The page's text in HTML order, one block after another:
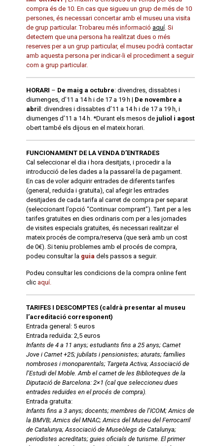
compra és de 10. En cas que sigueu un grup de més de 10
persones, és necessari concertar amb el museu una visita
de grup particular. Trobareu més informació aquí. Si
detectem que una persona ha realitzat dues o més
reserves per a un grup particular, el museu podrà contactar
amb aquesta persona per indicar-li el procediment a seguir
com a grup particular.
HORARI – De maig a octubre: divendres, dissabtes i
diumenges, d’11 a 14 h i de 17 a 19 h | De novembre a
abril: divendres i dissabtes d’11 a 14 h i de 17 a 19 h, i
diumenges d’11 a 14 h. *Durant els mesos de juliol i agost
obert també els dijous en el mateix horari.
FUNCIONAMENT DE LA VENDA D’ENTRADES
Cal seleccionar el dia i hora desitjats, i procedir a la
introducció de les dades a la passarel·la de pagament.
En cas de voler adquirir entrades de diferents tarifes
(general, reduïda i gratuïta), cal afegir les entrades
desitjades de cada tarifa al carret de compra per separat
(seleccionant l’opció “Continuar comprant”). Tant per a les
tarifes gratuïtes en dies ordinaris com per a les jornades
de visites especials gratuïtes, és necessari realitzar el
mateix procés de compra/reserva (que serà amb un cost
de 0€). Si teniu problemes amb el procés de compra,
podeu consultar la guia dels passos a seguir.
Podeu consultar les condicions de la compra online fent
clic aquí.
TARIFES I DESCOMPTES (caldrà presentar al museu
l’acreditació corresponent)
Entrada general: 5 euros
Entrada reduïda: 2,5 euros
Infants de 4 a 11 anys; estudiants fins a 25 anys; Carnet
Jove i Carnet +25; jubilats i pensionistes; aturats; famílies
nombroses i monoparentals; Targeta Activa; Associació de
l’Estudi del Moble. Amb el carnet de les Biblioteques de la
Diputació de Barcelona: 2×1 (cal que seleccioneu dues
entrades reduïdes en el procés de compra).
Entrada gratuïta:
Infants fins a 3 anys; docents; membres de l’ICOM; Amics de
la BMVB; Amics del MNAC; Amics del Museu del Ferrocarril
de Catalunya; Associació de Museòlegs de Catalunya;
periodistes acreditats; guies oficials de turisme. El primer